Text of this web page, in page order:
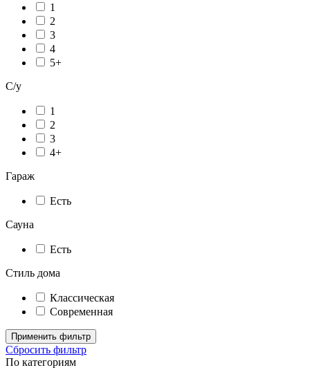
1
2
3
4
5+
С/у
1
2
3
4+
Гараж
Есть
Сауна
Есть
Стиль дома
Классическая
Современная
Применить фильтр
Сбросить фильтр
По категориям